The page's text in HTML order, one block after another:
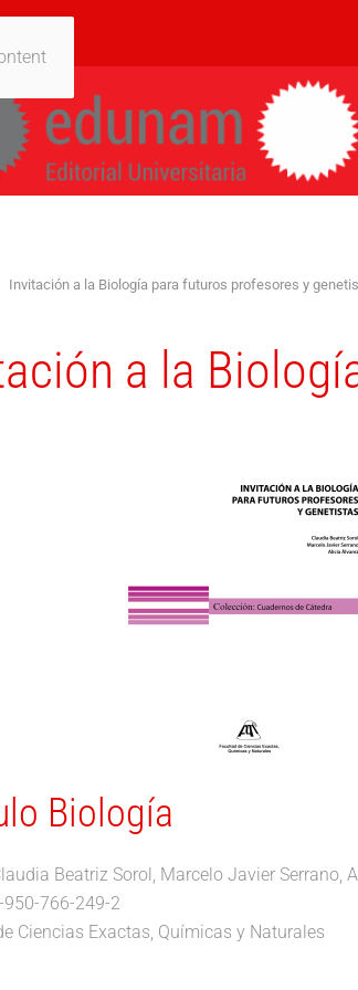
Invitación a la Biología para futuros profesores y
a la
Biología
Beatriz Sorol, Marcelo Javier Serrano,
950-766-249-2
Ciencias Exactas, Químicas y Naturales